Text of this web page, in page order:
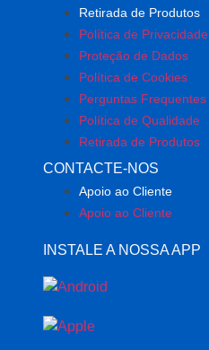
Retirada de Produtos
Política de Privacidade
Proteção de Dados
Política de Cookies
Perguntas Frequentes
Política de Qualidade
Retirada de Produtos
CONTACTE-NOS
Apoio ao Cliente
Apoio ao Cliente
INSTALE A NOSSA APP